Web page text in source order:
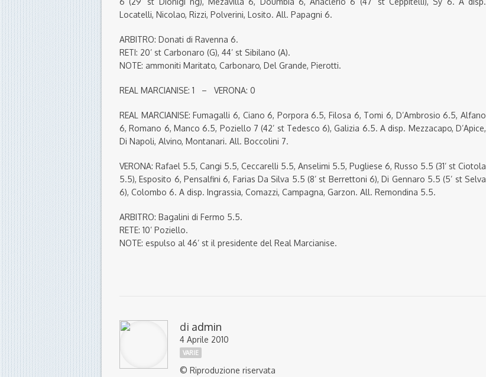
Locatelli, Nicolao, Rizzi, Polverini, Losito. All. Papagni 6.
ARBITRO: Donati di Ravenna 6.
RETI: 20’ st Carbonaro (G), 44’ st Sibilano (A).
NOTE: ammoniti Maritato, Carbonaro, Del Grande, Pierotti.
REAL MARCIANISE: 1 – VERONA: 0
REAL MARCIANISE: Fumagalli 6, Ciano 6, Porpora 6.5, Filosa 6, Tomi 6, D’Ambrosio 6.5, Alfano
6, Romano 6, Manco 6.5, Poziello 7 (42’ st Tedesco 6), Galizia 6.5. A disp. Mezzacapo, D’Apice,
Di Napoli, Alvino, Montanari. All. Boccolini 7.
VERONA: Rafael 5.5, Cangi 5.5, Ceccarelli 5.5, Anselimi 5.5, Pugliese 6, Russo 5.5 (31’ st Ciotola
5.5), Esposito 6, Pensalfini 6, Farias Da Silva 5.5 (8’ st Berrettoni 6), Di Gennaro 5.5 (5’ st Selva
6), Colombo 6. A disp. Ingrassia, Comazzi, Campagna, Garzon. All. Remondina 5.5.
ARBITRO: Bagalini di Fermo 5.5.
RETE: 10’ Poziello.
NOTE: espulso al 46’ st il presidente del Real Marcianise.
di admin
4 Aprile 2010
VARIE
© Riproduzione riservata